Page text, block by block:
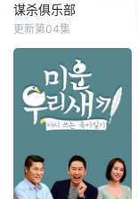
谋杀俱乐部
&nbsp;&nbsp;&nb
sp;&nbsp;&nbsp;&
nbsp;&nbsp;&nbs
Faker、东方神起
的最强昌珉、TXT
的杋圭等神级阵容
谋杀俱乐部
更新第04集